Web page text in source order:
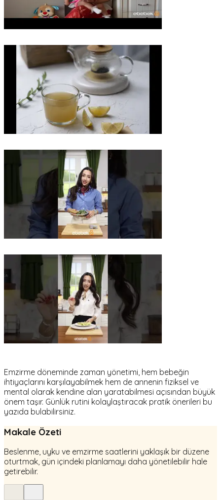
Emzirme döneminde zaman yönetimi, hem bebeğin
ihtiyaçlarını karşılayabilmek hem de annenin fiziksel ve
mental olarak kendine alan yaratabilmesi açısından büyük
önem taşır. Günlük rutini kolaylaştıracak pratik önerileri bu
yazıda bulabilirsiniz.
Makale Özeti
Beslenme, uyku ve emzirme saatlerini yaklaşık bir düzene
oturtmak, gün içindeki planlamayı daha yönetilebilir hale
getirebilir.